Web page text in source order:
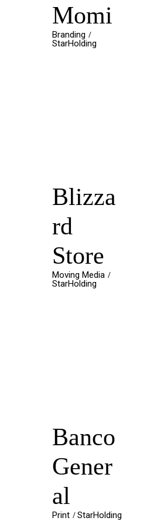
Momi
Branding
StarHolding
Blizza
rd
Store
Moving Media
StarHolding
Banco
Gener
al
Print StarHolding